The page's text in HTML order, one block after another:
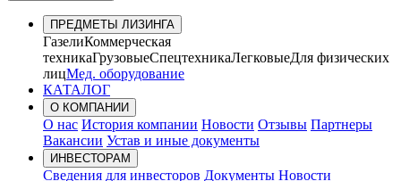
ПРЕДМЕТЫ ЛИЗИНГА
ГазелиКоммерческая
техникаГрузовыеСпецтехникаЛегковыеДля физических
лицМед. оборудование
КАТАЛОГ
О КОМПАНИИ
О нас История компании Новости Отзывы Партнеры
Вакансии Устав и иные документы
ИНВЕСТОРАМ
Сведения для инвесторов Документы Новости